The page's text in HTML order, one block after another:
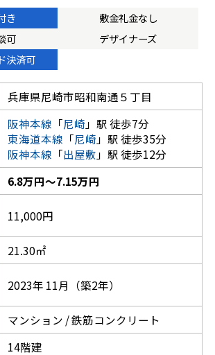
き
敷金礼金なし
可
デザイナーズ
決済可
兵庫県尼崎市昭和南通５丁目
阪神本線 「尼崎 」駅 徒歩7分
東海道本線 「尼崎 」駅 徒歩35分
阪神本線 「出屋敷 」駅 徒歩12分
6.8万円～7.15万円
11,000円
21.30㎡
2023年 11月（築2年）
マンション / 鉄筋コンクリート
14階建